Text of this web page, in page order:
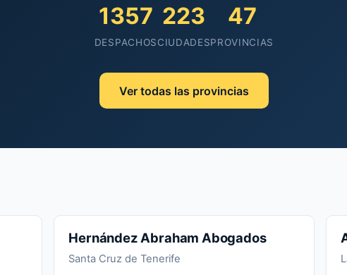
1357
DESPACHOS
223
CIUDADES
47
PROVINCIAS
Ver todas las provincias
Hernández Abraham Abogados
Santa Cruz de Tenerife